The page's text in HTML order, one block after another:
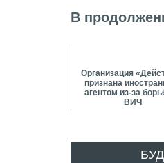
В
Организация
признана
агентом из-за
ВИЧ